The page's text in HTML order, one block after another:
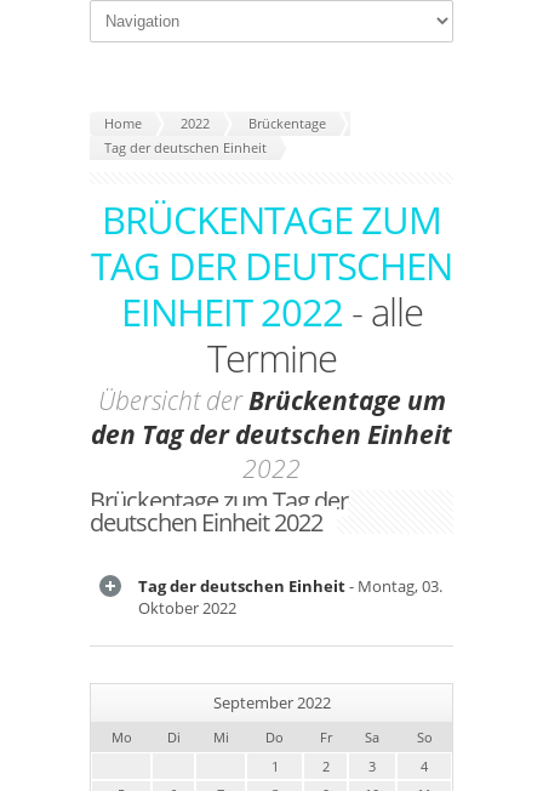
Home 2022
Brückentage
Tag der deutschen Einheit
BRÜCKENTAGE ZUM
TAG DER DEUTSCHEN
EINHEIT 2022 - alle
Termine
Übersicht derBrückentage um
den Tag der deutschen Einheit
2022
Brückentage zum Tag der
deutschen Einheit 2022
Tag der deutschen Einheit- Montag, 03.
Oktober 2022
September 2022
Mo Di Mi Do Fr Sa
So
1
2 3
4